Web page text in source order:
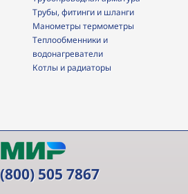
трубы, фитинги и шланги
манометры термометры
теплообменники и
водонагреватели
Котлы и радиаторы
505 7867